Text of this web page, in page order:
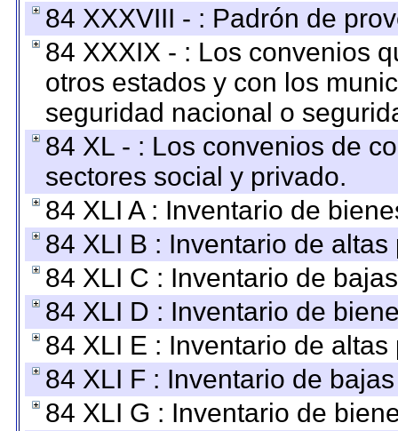
84 XXXVIII - : Padrón de
84 XXXIX - : Los convenios
otros estados y con los
seguridad nacional o
84 XL - : Los convenios de
sectores social y privado.
84 XLI A : Inventario de
84 XLI B : Inventario de
84 XLI C : Inventario de
84 XLI D : Inventario de
84 XLI E : Inventario de
84 XLI F : Inventario de
84 XLI G : Inventario de